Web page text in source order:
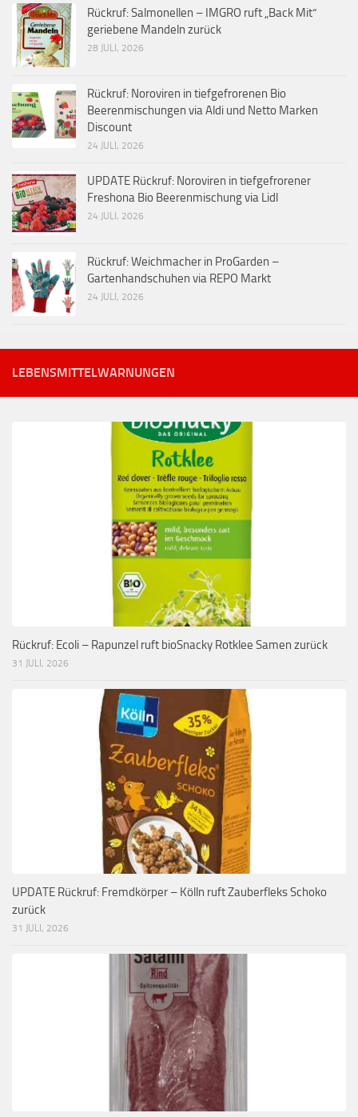
Rückruf: Salmonellen – IMGRO ruft „Back Mit“
geriebene Mandeln zurück
28 JULI, 2026
Rückruf: Noroviren in tiefgefrorenen Bio
Beerenmischungen via Aldi und Netto Marken
Discount
24 JULI, 2026
UPDATE Rückruf: Noroviren in tiefgefrorener
Freshona Bio Beerenmischung via Lidl
24 JULI, 2026
Rückruf: Weichmacher in ProGarden –
Gartenhandschuhen via REPO Markt
24 JULI, 2026
LEBENSMITTELWARNUNGEN
Rückruf: Ecoli – Rapunzel ruft bioSnacky Rotklee Samen zurück
31 JULI, 2026
UPDATE Rückruf: Fremdkörper – Kölln ruft Zauberfleks Schoko
zurück
31 JULI, 2026